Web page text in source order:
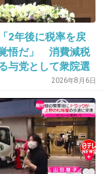
のでずっと私が
れなりな感じに
カン買ったんだ
2年後に税率を戻
悟だ」 消費減税
与党として衆院選
理解賜った」2026年8月6日